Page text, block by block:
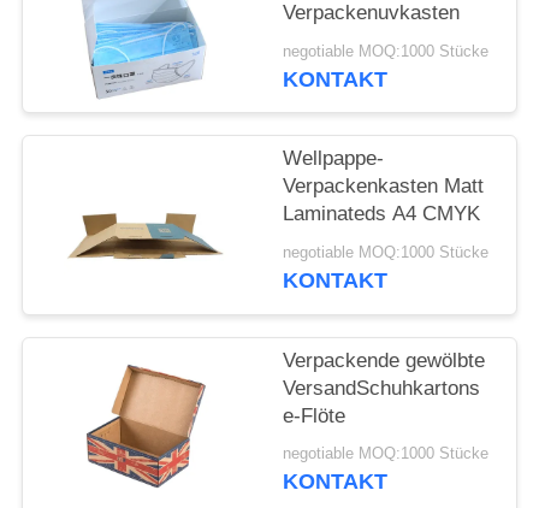
PRIVACY
POLICY
Verpackenuvkasten
negotiable MOQ:1000 Stücke
KONTAKT
Wellpappe-
Verpackenkasten Matt
Laminateds A4 CMYK
negotiable MOQ:1000 Stücke
KONTAKT
Verpackende gewölbte
VersandSchuhkartons
e-Flöte
negotiable MOQ:1000 Stücke
KONTAKT